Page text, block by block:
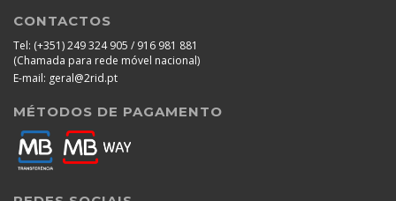
CONTACTOS
Tel: (+351) 249 324 905 / 916 981 881
(Chamada para rede móvel nacional)
E-mail: geral@2rid.pt
MÉTODOS DE PAGAMENTO